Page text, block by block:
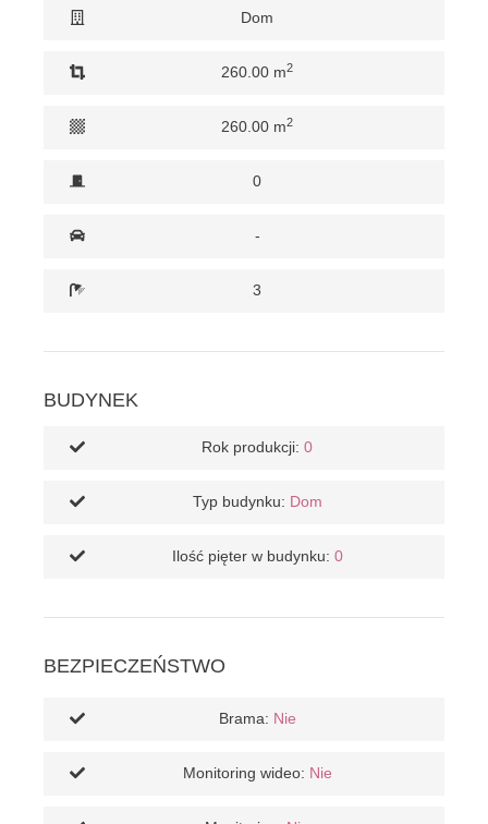
Dom
260.00 m2
260.00 m2
0
-
3
BUDYNEK
Rok produkcji: 0
Typ budynku: Dom
Ilość pięter w budynku: 0
BEZPIECZEŃSTWO
Brama: Nie
Monitoring wideo: Nie